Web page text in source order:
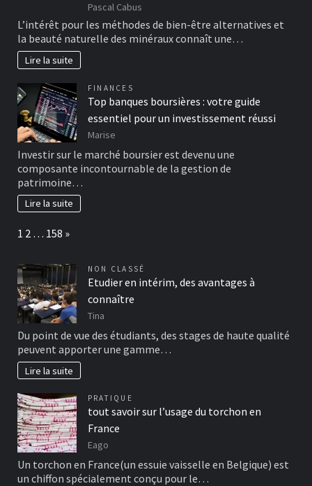
Pascal Cabus
L’intérêt pour les méthodes de bien-être alternatives et
la beauté naturelle des minéraux connaît une…
Lire la suite
FINANCES
Top banques boursières : votre guide
essentiel pour un investissement réussi
Marise
Investir sur le marché boursier est devenu une
composante incontournable de la gestion de
patrimoine…
Lire la suite
Page:
1 2 … 158 Next
»
NON CLASSÉ
Etudier en intérim, des avantages à
connaître
Tina
Du point de vue des étudiants, des stages de haute qualité
peuvent apporter une gamme…
Lire la suite
PRATIQUE
tout savoir sur l’usage du torchon en
France
Eago
Un torchon en France(un essuie vaisselle en Belgique) est
un chiffon spécialement conçu pour le…